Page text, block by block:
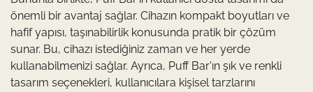
önemli bir avantaj sağlar. Cihazın kompakt boyutları ve
hafif yapısı, taşınabilirlik konusunda pratik bir çözüm
sunar. Bu, cihazı istediğiniz zaman ve her yerde
kullanabilmenizi sağlar. Ayrıca, Puff Bar'ın şık ve renkli
tasarım seçenekleri, kullanıcılara kişisel tarzlarını